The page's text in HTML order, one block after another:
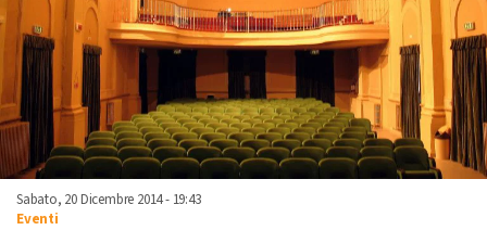
Sabato, 20 Dicembre 2014 - 19:43
Eventi